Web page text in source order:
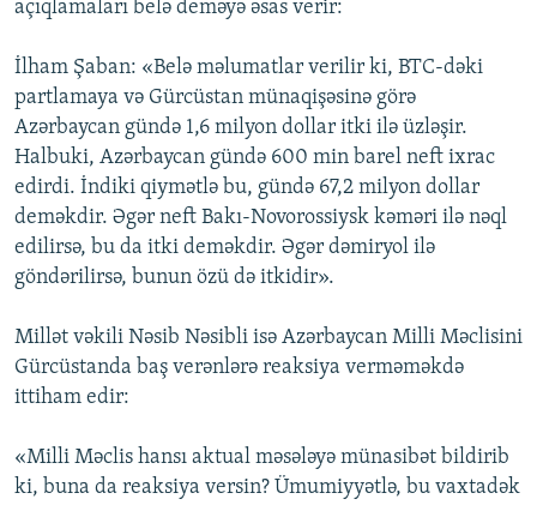
açıqlamaları belə deməyə əsas verir:
İlham Şaban: «Belə məlumatlar verilir ki, BTC-dəki
partlamaya və Gürcüstan münaqişəsinə görə
Azərbaycan gündə 1,6 milyon dollar itki ilə üzləşir.
Halbuki, Azərbaycan gündə 600 min barel neft ixrac
edirdi. İndiki qiymətlə bu, gündə 67,2 milyon dollar
deməkdir. Əgər neft Bakı-Novorossiysk kəməri ilə nəql
edilirsə, bu da itki deməkdir. Əgər dəmiryol ilə
göndərilirsə, bunun özü də itkidir».
Millət vəkili Nəsib Nəsibli isə Azərbaycan Milli Məclisini
Gürcüstanda baş verənlərə reaksiya verməməkdə
ittiham edir:
«Milli Məclis hansı aktual məsələyə münasibət bildirib
ki, buna da reaksiya versin? Ümumiyyətlə, bu vaxtadək